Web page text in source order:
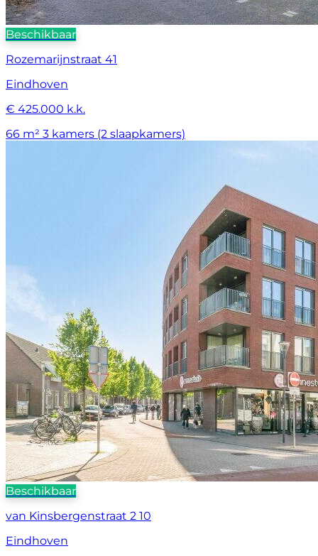
Beschikbaar
Rozemarijnstraat 41
Eindhoven
€ 425.000 k.k.
66 m² 3 kamers (2 slaapkamers)
Beschikbaar
van Kinsbergenstraat 2 10
Eindhoven